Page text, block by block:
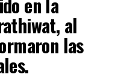
al
las